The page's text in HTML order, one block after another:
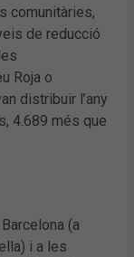
comunitàries,
de reducció
Roja o
distribuir l’any
4.689 més que
(a
i a les